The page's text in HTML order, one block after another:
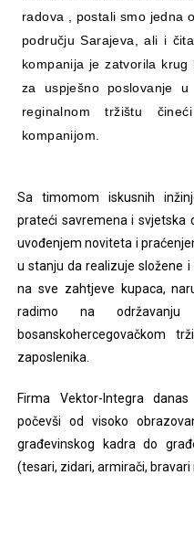
radova , postali smo jedna
području Sarajeva, ali i
kompanija je zatvorila
za uspješno poslovanje
reginalnom tržištu
kompanijom.
Sa timomom iskusnih
prateći savremena i svjetska
uvođenjem noviteta i
u stanju da realizuje složene
na sve zahtjeve kupaca,
radimo na
bosanskohercegovačkom
zaposlenika.
Firma Vektor-Integra
počevši od visoko
građevinskog kadra do
(tesari, zidari, armirači, bravari